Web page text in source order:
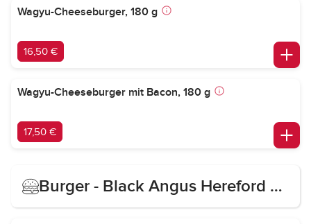
Wagyu-Cheeseburger, 180 g
16,50 €
Wagyu-Cheeseburger mit Bacon, 180 g
17,50 €
Burger - Black Angus Hereford USA/ Irland